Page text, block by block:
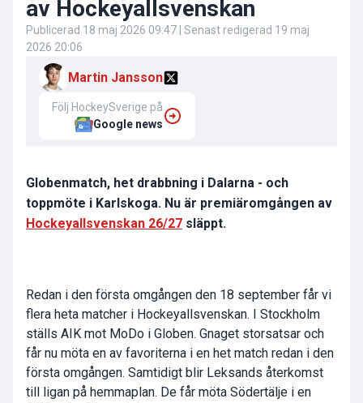
av Hockeyallsvenskan
Publicerad 18 maj 2026 09:47 | Senast redigerad 19 maj
2026 20:06
Martin Jansson
Följ HockeySverige på
Google news
Globenmatch, het drabbning i Dalarna - och
toppmöte i Karlskoga. Nu är premiäromgången av
Hockeyallsvenskan 26/27 släppt.
Redan i den första omgången den 18 september får vi
flera heta matcher i Hockeyallsvenskan. I Stockholm
ställs AIK mot MoDo i Globen. Gnaget storsatsar och
får nu möta en av favoriterna i en het match redan i den
första omgången. Samtidigt blir Leksands återkomst
till ligan på hemmaplan. De får möta Södertälje i en